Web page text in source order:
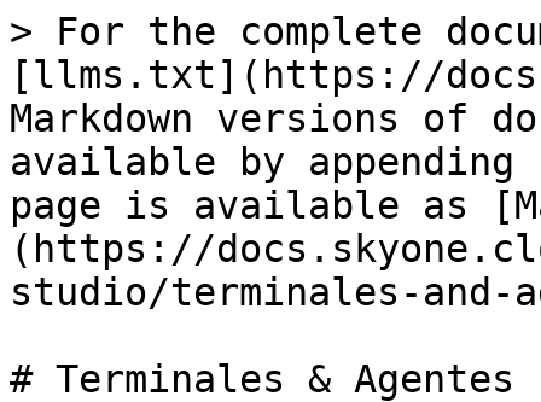
> For the complete
[llms.txt](https://
Markdown versions of
available by
page is available as
(https://
studio/terminales-and-
# Terminales & Agentes